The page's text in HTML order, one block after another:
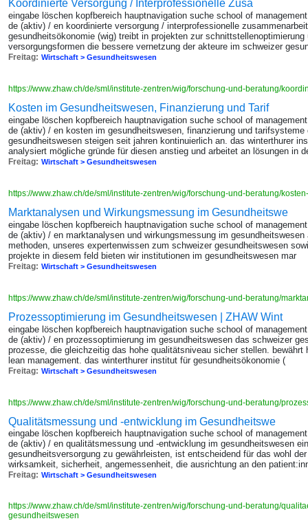
Koordinierte Versorgung / Interprofessionelle Zusa
eingabe löschen kopfbereich hauptnavigation suche school of
de (aktiv) / en koordinierte versorgung / interprofessionelle
gesundheitsökonomie (wig) treibt in projekten zur
versorgungsformen die bessere vernetzung der akteure im schweizer
Freitag: Wirtschaft > Gesundheitswesen
https://www.zhaw.ch/de/sml/institute-zentren/wig/forschung-und-beratung/
Kosten im Gesundheitswesen, Finanzierung und Tarif
eingabe löschen kopfbereich hauptnavigation suche school of
de (aktiv) / en kosten im gesundheitswesen, finanzierung und
gesundheitswesen steigen seit jahren kontinuierlich an. das winterthurer
analysiert mögliche gründe für diesen anstieg und arbeitet an lösungen in
Freitag: Wirtschaft > Gesundheitswesen
https://www.zhaw.ch/de/sml/institute-zentren/wig/forschung-und-beratung/
Marktanalysen und Wirkungsmessung im Gesundheitswe
eingabe löschen kopfbereich hauptnavigation suche school of
de (aktiv) / en marktanalysen und wirkungsmessung im
methoden, unseres expertenwissen zum schweizer gesundheitswesen
projekte in diesem feld bieten wir institutionen im gesundheitswesen mar
Freitag: Wirtschaft > Gesundheitswesen
https://www.zhaw.ch/de/sml/institute-zentren/wig/forschung-und-beratung/
Prozessoptimierung im Gesundheitswesen | ZHAW Wint
eingabe löschen kopfbereich hauptnavigation suche school of
de (aktiv) / en prozessoptimierung im gesundheitswesen das schweizer
prozesse, die gleichzeitig das hohe qualitätsniveau sicher stellen.
lean management. das winterthurer institut für gesundheitsökonomie (
Freitag: Wirtschaft > Gesundheitswesen
https://www.zhaw.ch/de/sml/institute-zentren/wig/forschung-und-beratung/
Qualitätsmessung und -entwicklung im Gesundheitswe
eingabe löschen kopfbereich hauptnavigation suche school of
de (aktiv) / en qualitätsmessung und -entwicklung im gesundheitswesen
gesundheitsversorgung zu gewährleisten, ist entscheidend für das wohl
wirksamkeit, sicherheit, angemessenheit, die ausrichtung an den
Freitag: Wirtschaft > Gesundheitswesen
https://www.zhaw.ch/de/sml/institute-zentren/wig/forschung-und-beratung/
gesundheitswesen